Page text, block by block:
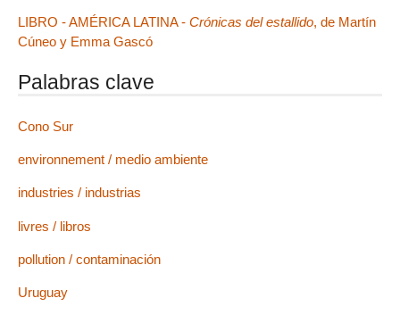
LIBRO - AMÉRICA LATINA - Crónicas del estallido, de Martín
Cúneo y Emma Gascó
Palabras clave
Cono Sur
environnement / medio ambiente
industries / industrias
livres / libros
pollution / contaminación
Uruguay